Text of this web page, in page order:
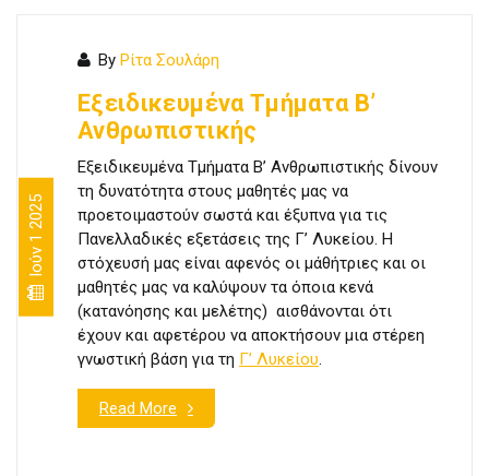
Ιούν 1 2025
By Ρίτα Σουλάρη
Εξειδικευμένα Τμήματα Β’
Ανθρωπιστικής
Εξειδικευμένα Τμήματα Β’ Ανθρωπιστικής δίνουν
τη δυνατότητα στους μαθητές μας να
προετοιμαστούν σωστά και έξυπνα για τις
Πανελλαδικές εξετάσεις της Γ’ Λυκείου. Η
στόχευσή μας είναι αφενός οι μάθήτριες και οι
μαθητές μας να καλύψουν τα όποια κενά
(κατανόησης και μελέτης) αισθάνονται ότι
έχουν και αφετέρου να αποκτήσουν μια στέρεη
γνωστική βάση για τη Γ’ Λυκείου.
Read More